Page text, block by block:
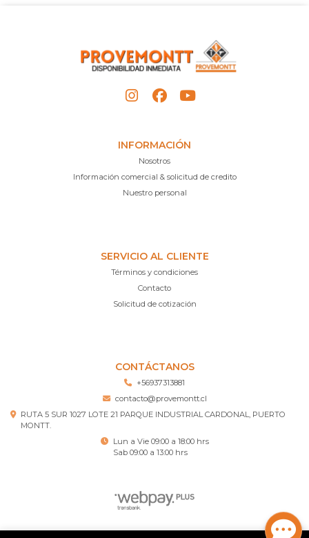
INFORMACIÓN
Nosotros
Información comercial & solicitud de credito
Nuestro personal
SERVICIO AL CLIENTE
Términos y condiciones
Contacto
Solicitud de cotización
CONTÁCTANOS
+56937313881
contacto@provemontt.cl
RUTA 5 SUR 1027 LOTE 21 PARQUE INDUSTRIAL CARDONAL, PUERTO
MONTT.
Lun a Vie 09:00 a 18:00 hrs
Sab 09:00 a 13:00 hrs